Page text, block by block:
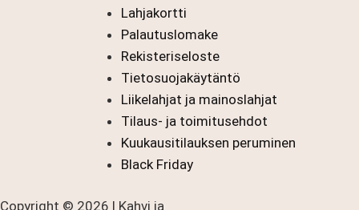
Lahjakortti
Palautuslomake
Rekisteriseloste
Tietosuojakäytäntö
Liikelahjat ja mainoslahjat
Tilaus- ja toimitusehdot
Kuukausitilauksen peruminen
Black Friday
Copyright © 2026 | Kahvi ja